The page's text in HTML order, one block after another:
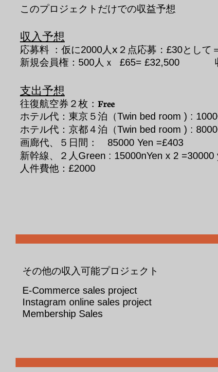
その他の収入可能プロジェクト
E-Commerce sales project
Instagram online sales project​
Membership Sales
このプロジェクトだけでの収益予想
収入予想
応募料 ：仮に2000人ⅹ２点応募： £30として
新規会員権：500人ｘ £65= £32,500
支出予想
往復航空券２枚：Free
ホテル代：東京５泊 （Twin bed room ) :
​ホテル代：京都４泊（Twin bed room ) :
画廊代、５日間： 85000 Yen =£403
新幹線、２人 Green : 15000nYen x 2
人件費他：